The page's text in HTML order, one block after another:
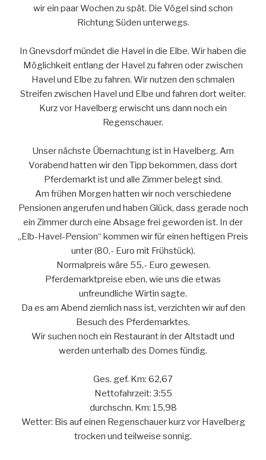
wir ein paar Wochen zu spät. Die Vögel sind schon
Richtung Süden unterwegs.
In Gnevsdorf mündet die Havel in die Elbe. Wir haben die
Möglichkeit entlang der Havel zu fahren oder zwischen
Havel und Elbe zu fahren. Wir nutzen den schmalen
Streifen zwischen Havel und Elbe und fahren dort weiter.
Kurz vor Havelberg erwischt uns dann noch ein
Regenschauer.
Unser nächste Übernachtung ist in Havelberg. Am
Vorabend hatten wir den Tipp bekommen, dass dort
Pferdemarkt ist und alle Zimmer belegt sind.
Am frühen Morgen hatten wir noch verschiedene
Pensionen angerufen und haben Glück, dass gerade noch
ein Zimmer durch eine Absage frei geworden ist. In der
„Elb-Havel-Pension“ kommen wir für einen heftigen Preis
unter (80,- Euro mit Frühstück).
Normalpreis wäre 55,- Euro gewesen.
Pferdemarktpreise eben, wie uns die etwas
unfreundliche Wirtin sagte.
Da es am Abend ziemlich nass ist, verzichten wir auf den
Besuch des Pferdemarktes.
Wir suchen noch ein Restaurant in der Altstadt und
werden unterhalb des Domes fündig.
Ges. gef. Km: 62,67
Nettofahrzeit: 3:55
durchschn. Km: 15,98
Wetter: Bis auf einen Regenschauer kurz vor Havelberg
trocken und teilweise sonnig.